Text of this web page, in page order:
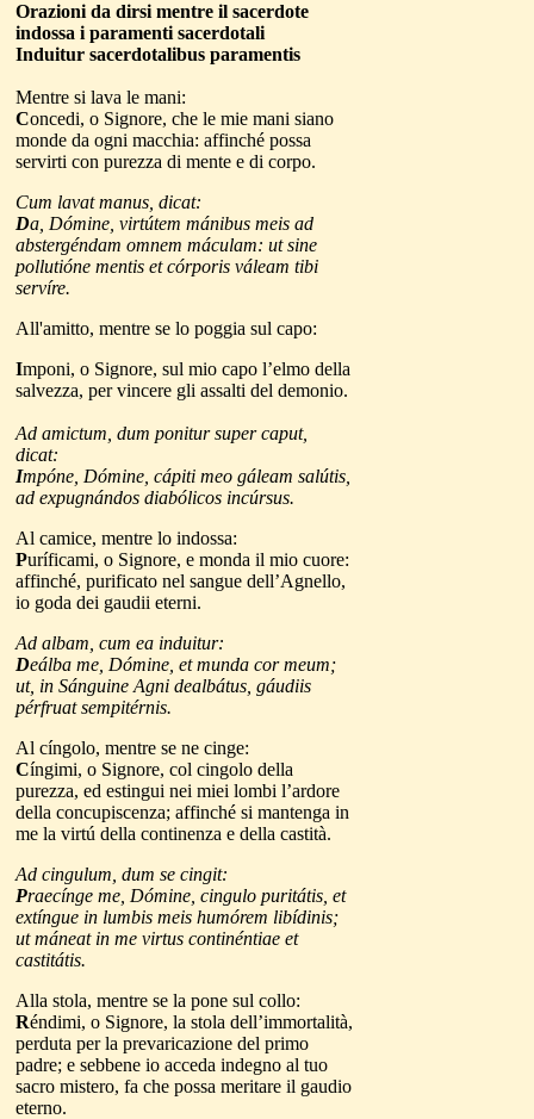
Orazioni da dirsi mentre il sacerdote
indossa i paramenti sacerdotali
Induitur sacerdotalibus paramentis
Mentre si lava le mani:
Concedi, o Signore, che le mie mani siano
monde da ogni macchia: affinché possa
servirti con purezza di mente e di corpo.
Cum lavat manus, dicat:
Da, Dómine, virtútem mánibus meis ad
abstergéndam omnem máculam: ut sine
pollutióne mentis et córporis váleam tibi
servíre.
All'amitto, mentre se lo poggia sul capo:
Imponi, o Signore, sul mio capo l’elmo della
salvezza, per vincere gli assalti del demonio.
Ad amictum, dum ponitur super caput,
dicat:
Impóne, Dómine, cápiti meo gáleam salútis,
ad expugnándos diabólicos incúrsus.
Al camice, mentre lo indossa:
Puríficami, o Signore, e monda il mio cuore:
affinché, purificato nel sangue dell’Agnello,
io goda dei gaudii eterni.
Ad albam, cum ea induitur:
Deálba me, Dómine, et munda cor meum;
ut, in Sánguine Agni dealbátus, gáudiis
pérfruat sempitérnis.
Al cíngolo, mentre se ne cinge:
Cíngimi, o Signore, col cingolo della
purezza, ed estingui nei miei lombi l’ardore
della concupiscenza; affinché si mantenga in
me la virtú della continenza e della castità.
Ad cingulum, dum se cingit:
Praecínge me, Dómine, cingulo puritátis, et
extíngue in lumbis meis humórem libídinis;
ut máneat in me virtus continéntiae et
castitátis.
Alla stola, mentre se la pone sul collo:
Réndimi, o Signore, la stola dell’immortalità,
perduta per la prevaricazione del primo
padre; e sebbene io acceda indegno al tuo
sacro mistero, fa che possa meritare il gaudio
eterno.